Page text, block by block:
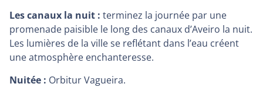
Les canaux la nuit : terminez la journée par une
promenade paisible le long des canaux d’Aveiro la nuit.
Les lumières de la ville se reflétant dans l’eau créent
une atmosphère enchanteresse.
Nuitée : Orbitur Vagueira.